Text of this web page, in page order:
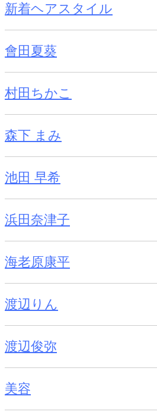
新着ヘアスタイル
會田夏葵
村田ちかこ
森下 まみ
池田 早希
浜田奈津子
海老原康平
渡辺りん
渡辺俊弥
美容